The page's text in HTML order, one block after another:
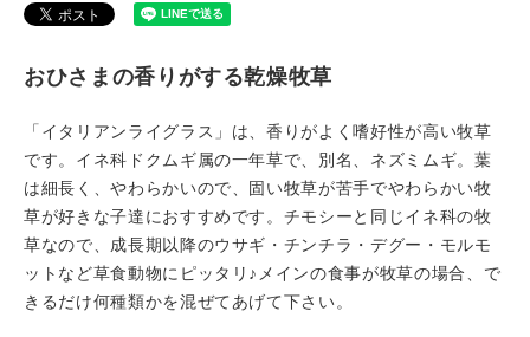
おひさまの香りがする乾燥牧草
「イタリアンライグラス」は、香りがよく嗜好性が高い牧草
です。イネ科ドクムギ属の一年草で、別名、ネズミムギ。葉
は細長く、やわらかいので、固い牧草が苦手でやわらかい牧
草が好きな子達におすすめです。チモシーと同じイネ科の牧
草なので、成長期以降のウサギ・チンチラ・デグー・モルモ
ットなど草食動物にピッタリ♪メインの食事が牧草の場合、で
きるだけ何種類かを混ぜてあげて下さい。